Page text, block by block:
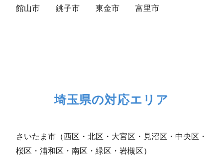
館山市 銚子市 東金市 富里市
埼玉県の対応エリア
さいたま市（西区・北区・大宮区・見沼区・中央区・
桜区・浦和区・南区・緑区・岩槻区）